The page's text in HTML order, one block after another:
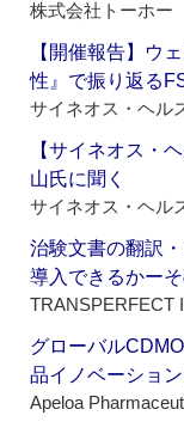
株式会社トーホー
【開催報告】ウ
性』で振り返る
サイネオス・ヘル
【サイネオス・
山氏に聞く
サイネオス・ヘル
治験文書の翻訳
導入できるかー
TRANSPERFECT
グローバル
品イノベーショ
Apeloa